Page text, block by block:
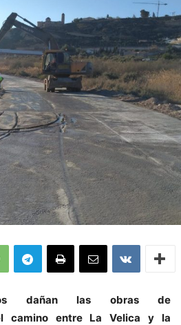
dañan las obras de
camino entre La Velica y la